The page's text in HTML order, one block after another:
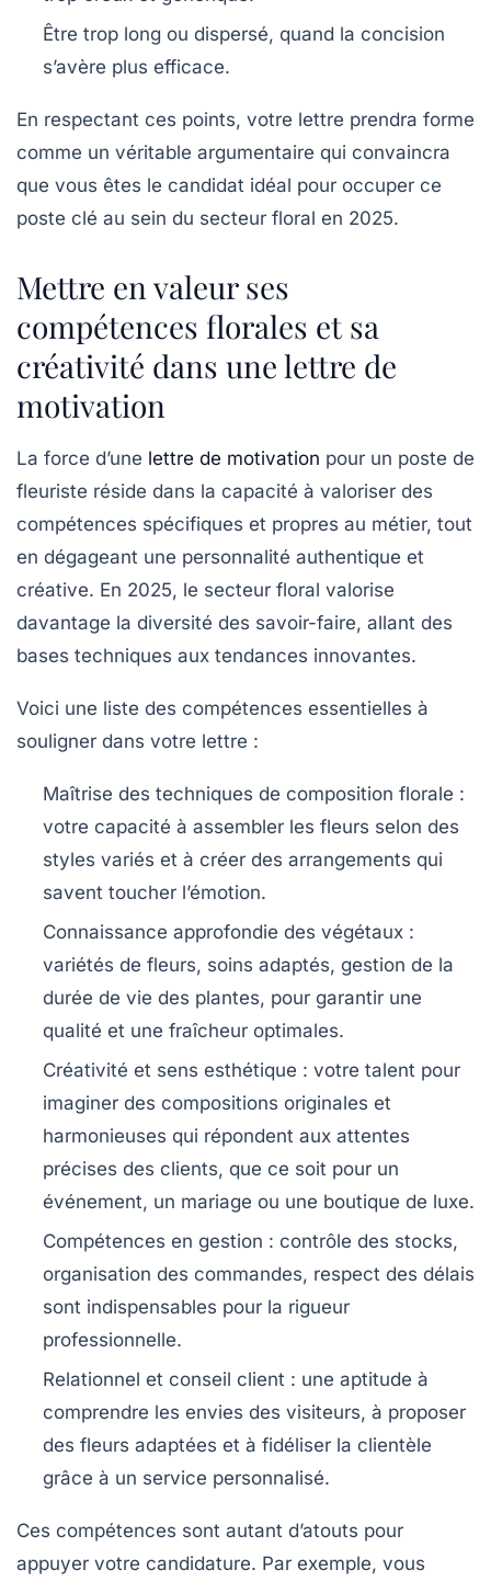
Être trop long ou dispersé, quand la concision
s’avère plus efficace.
En respectant ces points, votre lettre prendra forme
comme un véritable argumentaire qui convaincra
que vous êtes le candidat idéal pour occuper ce
poste clé au sein du secteur floral en 2025.
Mettre en valeur ses
compétences florales et sa
créativité dans une lettre de
motivation
La force d’une lettre de motivation pour un poste de
fleuriste réside dans la capacité à valoriser des
compétences spécifiques et propres au métier, tout
en dégageant une personnalité authentique et
créative. En 2025, le secteur floral valorise
davantage la diversité des savoir-faire, allant des
bases techniques aux tendances innovantes.
Voici une liste des compétences essentielles à
souligner dans votre lettre :
Maîtrise des techniques de composition florale :
votre capacité à assembler les fleurs selon des
styles variés et à créer des arrangements qui
savent toucher l’émotion.
Connaissance approfondie des végétaux :
variétés de fleurs, soins adaptés, gestion de la
durée de vie des plantes, pour garantir une
qualité et une fraîcheur optimales.
Créativité et sens esthétique : votre talent pour
imaginer des compositions originales et
harmonieuses qui répondent aux attentes
précises des clients, que ce soit pour un
événement, un mariage ou une boutique de luxe.
Compétences en gestion : contrôle des stocks,
organisation des commandes, respect des délais
sont indispensables pour la rigueur
professionnelle.
Relationnel et conseil client : une aptitude à
comprendre les envies des visiteurs, à proposer
des fleurs adaptées et à fidéliser la clientèle
grâce à un service personnalisé.
Ces compétences sont autant d’atouts pour
appuyer votre candidature. Par exemple, vous